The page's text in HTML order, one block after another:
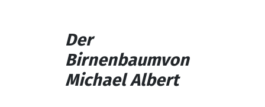
Der
Birnenbaumvon
Michael Albert